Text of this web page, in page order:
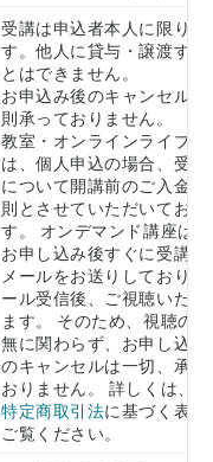
受講は申込者本人に限りま
す。他人に貸与・譲渡する
とはできません。
お申込み後のキャンセルは
則承っておりません。
教室・オンラインライブ講
は、個人申込の場合、受講
について開講前のご入金を
則とさせていただいており
す。 オンデマンド講座は、
お申し込み後すぐに受講案
メールをお送りしており、
ール受信後、ご視聴いただ
ます。 そのため、視聴の有
無に関わらず、お申し込み
のキャンセルは一切、承っ
おりません。 詳しくは、
特定商取引法に基づく表示
ご覧ください。